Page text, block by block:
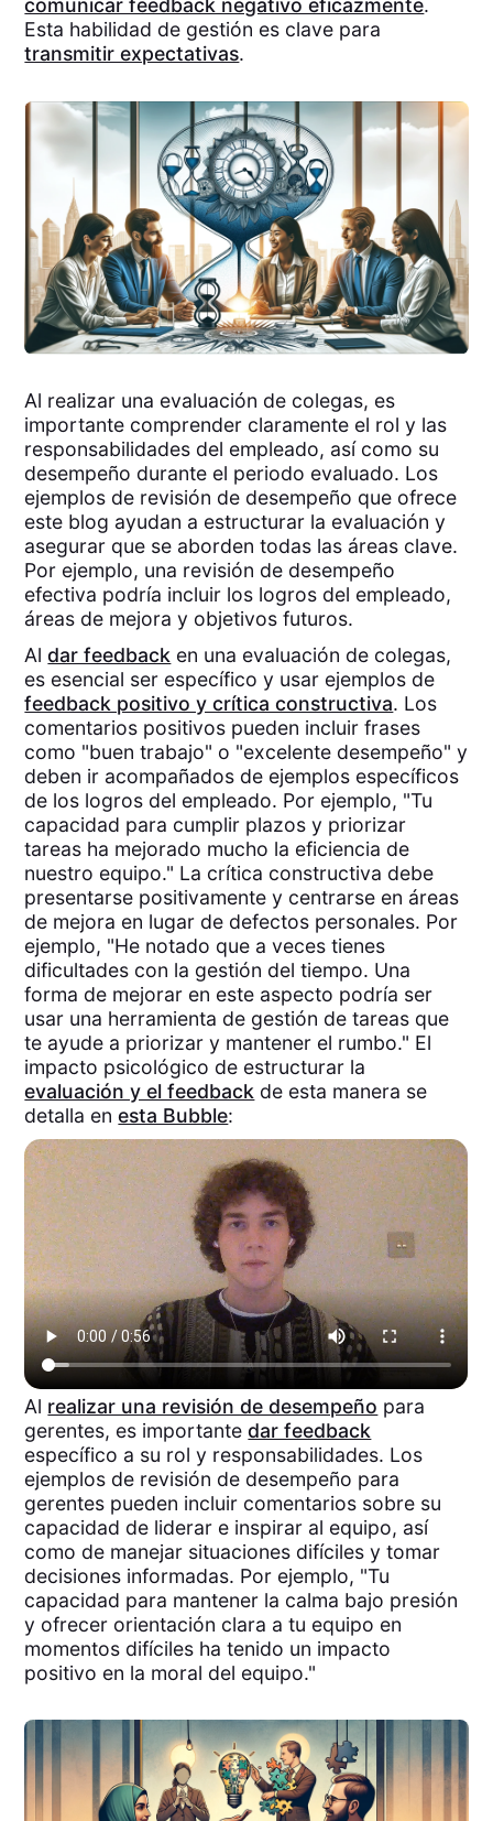
comunicar feedback negativo eficazmente.
Esta habilidad de gestión es clave para
transmitir expectativas.
Al realizar una evaluación de colegas, es
importante comprender claramente el rol y las
responsabilidades del empleado, así como su
desempeño durante el periodo evaluado. Los
ejemplos de revisión de desempeño que ofrece
este blog ayudan a estructurar la evaluación y
asegurar que se aborden todas las áreas clave.
Por ejemplo, una revisión de desempeño
efectiva podría incluir los logros del empleado,
áreas de mejora y objetivos futuros.
Aldar feedback en una evaluación de colegas,
es esencial ser específico y usar ejemplos de
feedback positivo y crítica constructiva. Los
comentarios positivos pueden incluir frases
como "buen trabajo" o "excelente desempeño" y
deben ir acompañados de ejemplos específicos
de los logros del empleado. Por ejemplo, "Tu
capacidad para cumplir plazos y priorizar
tareas ha mejorado mucho la eficiencia de
nuestro equipo." La crítica constructiva debe
presentarse positivamente y centrarse en áreas
de mejora en lugar de defectos personales. Por
ejemplo, "He notado que a veces tienes
dificultades con la gestión del tiempo. Una
forma de mejorar en este aspecto podría ser
usar una herramienta de gestión de tareas que
te ayude a priorizar y mantener el rumbo." El
impacto psicológico de estructurar la
evaluación y el feedback de esta manera se
detalla enesta Bubble:
Al realizar una revisión de desempeño para
gerentes, es importantedar feedback
específico a su rol y responsabilidades. Los
ejemplos de revisión de desempeño para
gerentes pueden incluir comentarios sobre su
capacidad de liderar e inspirar al equipo, así
como de manejar situaciones difíciles y tomar
decisiones informadas. Por ejemplo, "Tu
capacidad para mantener la calma bajo presión
y ofrecer orientación clara a tu equipo en
momentos difíciles ha tenido un impacto
positivo en la moral del equipo."